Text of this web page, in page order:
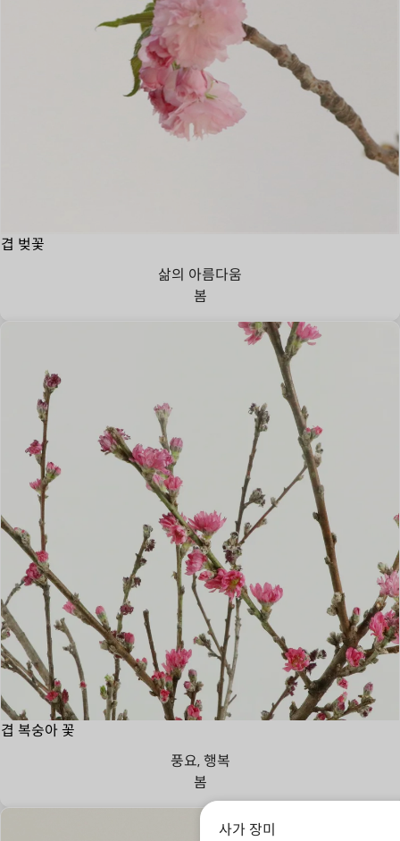
겹 벚꽃
삶의 아름다움
봄
겹 복숭아 꽃
풍요, 행복
봄
사가 장미